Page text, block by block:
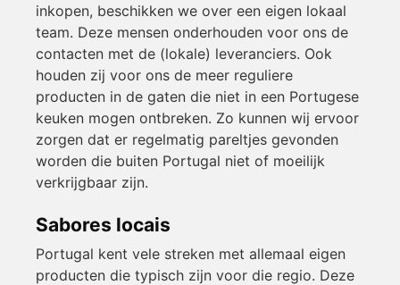
inkopen, beschikken we over een eigen lokaal
team. Deze mensen onderhouden voor ons de
contacten met de (lokale) leveranciers. Ook
houden zij voor ons de meer reguliere
producten in de gaten die niet in een Portugese
keuken mogen ontbreken. Zo kunnen wij ervoor
zorgen dat er regelmatig pareltjes gevonden
worden die buiten Portugal niet of moeilijk
verkrijgbaar zijn.
Sabores locais
Portugal kent vele streken met allemaal eigen
producten die typisch zijn voor die regio. Deze